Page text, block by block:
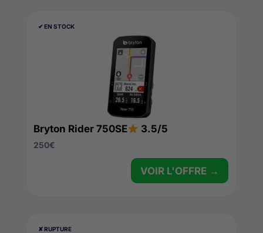
✔︎ EN STOCK
Bryton Rider 750SE 3.5/5
250€
VOIR L'OFFRE →
✘ RUPTURE